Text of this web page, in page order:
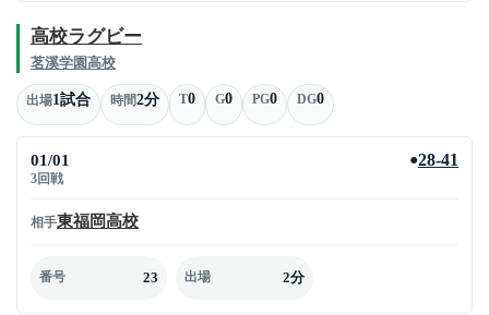
高校ラグビー
茗溪学園高校
出場1試合 時間2分 T0 G0 PG0 DG0
01/01
3回戦
●28-41
相手東福岡高校
番号 23 出場 2分